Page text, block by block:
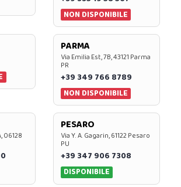
NON DISPONIBILE
PARMA
Via Emilia Est, 7B, 43121 Parma
PR
+39 349 766 8789
NON DISPONIBILE
06128
PESARO
Via Y. A. Gagarin, 61122 Pesaro
PU
+39 347 906 7308
DISPONIBILE